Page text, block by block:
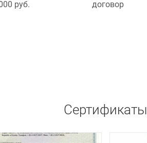
руб. договор
Сертификаты